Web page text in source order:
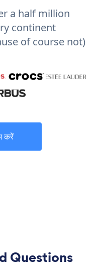
a half million
continent
of course not)
करें
Questions